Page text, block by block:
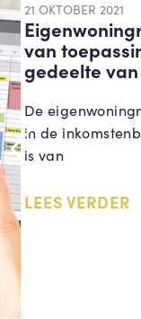
21 OKTOBER 2021
van
gedeelte
De
in de
is van
LEES VERDER